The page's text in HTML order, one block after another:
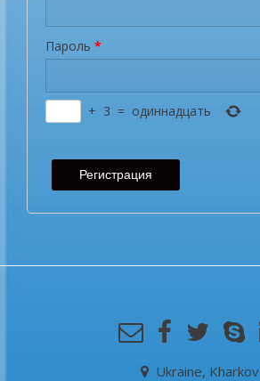
Пароль *
+ 3 = одиннадцать
Ukraine, Kharkov